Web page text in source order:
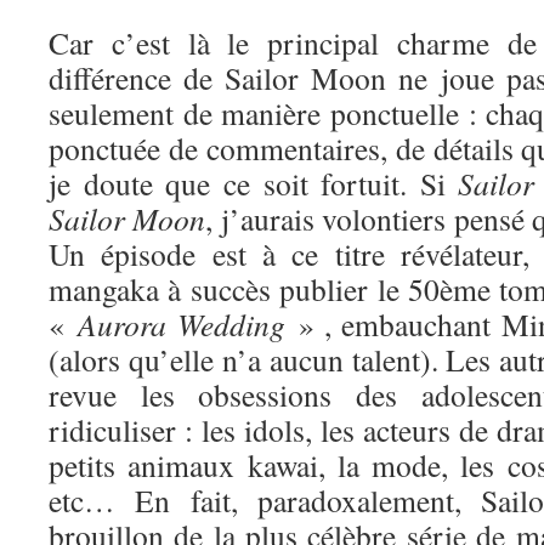
Car c’est là le principal charme
différence de Sailor Moon ne joue
seulement de manière ponctuelle :
ponctuée de commentaires, de détails
je doute que ce soit fortuit. Si
Sailor Moon, j’aurais volontiers pensé
Un épisode est à ce titre
mangaka à succès publier le 50ème
«Aurora Wedding » , embauchant
(alors qu’elle n’a aucun talent). Les
revue les obsessions des
ridiculiser : les idols, les acteurs de
petits animaux kawai, la mode, les
etc… En fait, paradoxalement,
brouillon de la plus célèbre série de